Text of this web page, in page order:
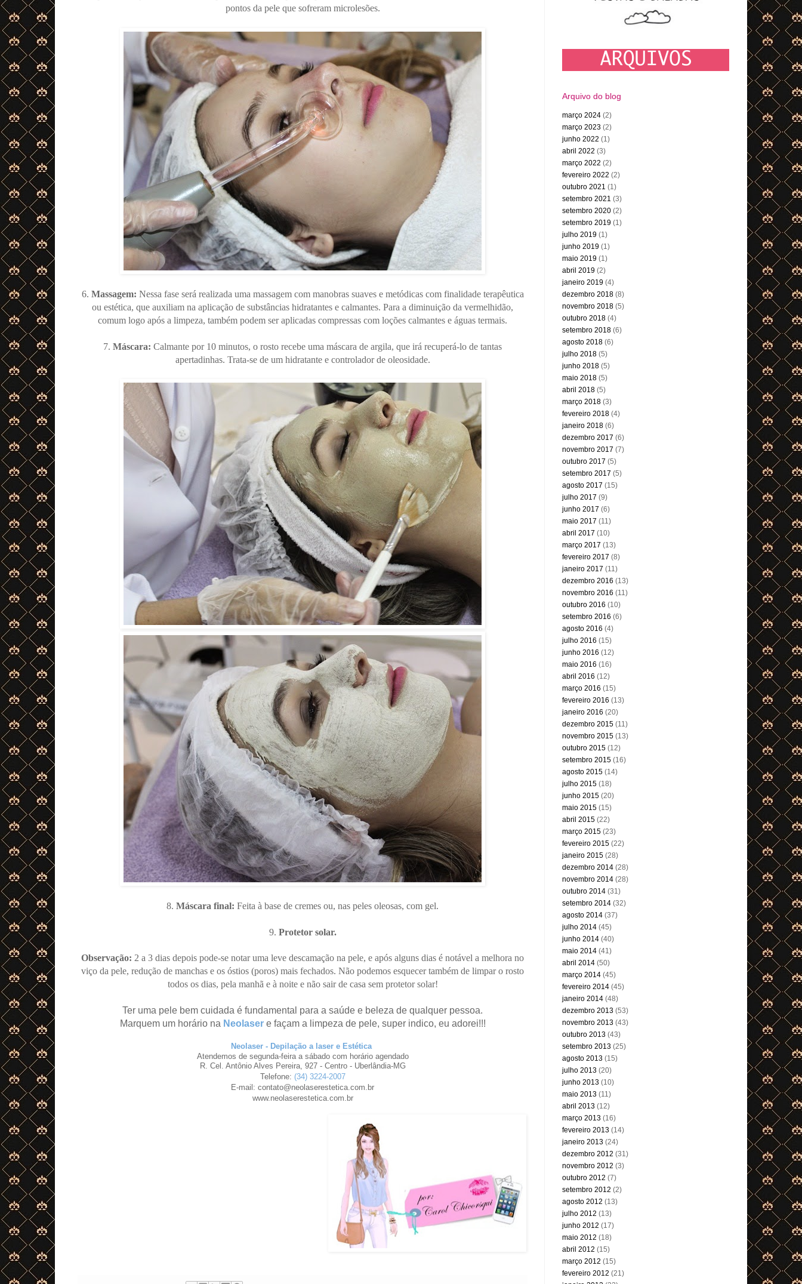
pontos da pele que sofreram microlesões.
6. Massagem: Nessa fase será realizada uma massagem com manobras suaves e metódicas com finalidade terapêutica
ou estética, que auxiliam na aplicação de substâncias hidratantes e calmantes. Para a diminuição da vermelhidão,
comum logo após a limpeza, também podem ser aplicadas compressas com loções calmantes e águas termais.
7. Máscara: Calmante por 10 minutos, o rosto recebe uma máscara de argila, que irá recuperá-lo de tantas
apertadinhas. Trata-se de um hidratante e controlador de oleosidade.
8. Máscara final: Feita à base de cremes ou, nas peles oleosas, com gel.
9. Protetor solar.
Observação: 2 a 3 dias depois pode-se notar uma leve descamação na pele, e após alguns dias é notável a melhora no
viço da pele, redução de manchas e os óstios (poros) mais fechados. Não podemos esquecer também de limpar o rosto
todos os dias, pela manhã e à noite e não sair de casa sem protetor solar!
Ter uma pele bem cuidada é fundamental para a saúde e beleza de qualquer pessoa.
Marquem um horário na Neolaser e façam a limpeza de pele, super indico, eu adorei!!!
Neolaser - Depilação a laser e Estética
Atendemos de segunda-feira a sábado com horário agendado
R. Cel. Antônio Alves Pereira, 927 - Centro - Uberlândia-MG
Telefone: (34) 3224-2007
E-mail: contato@neolaserestetica.com.br
www.neolaserestetica.com.br
Arquivo do blog
março 2024 (2)
março 2023 (2)
junho 2022 (1)
abril 2022 (3)
março 2022 (2)
fevereiro 2022 (2)
outubro 2021 (1)
setembro 2021 (3)
setembro 2020 (2)
setembro 2019 (1)
julho 2019 (1)
junho 2019 (1)
maio 2019 (1)
abril 2019 (2)
janeiro 2019 (4)
dezembro 2018 (8)
novembro 2018 (5)
outubro 2018 (4)
setembro 2018 (6)
agosto 2018 (6)
julho 2018 (5)
junho 2018 (5)
maio 2018 (5)
abril 2018 (5)
março 2018 (3)
fevereiro 2018 (4)
janeiro 2018 (6)
dezembro 2017 (6)
novembro 2017 (7)
outubro 2017 (5)
setembro 2017 (5)
agosto 2017 (15)
julho 2017 (9)
junho 2017 (6)
maio 2017 (11)
abril 2017 (10)
março 2017 (13)
fevereiro 2017 (8)
janeiro 2017 (11)
dezembro 2016 (13)
novembro 2016 (11)
outubro 2016 (10)
setembro 2016 (6)
agosto 2016 (4)
julho 2016 (15)
junho 2016 (12)
maio 2016 (16)
abril 2016 (12)
março 2016 (15)
fevereiro 2016 (13)
janeiro 2016 (20)
dezembro 2015 (11)
novembro 2015 (13)
outubro 2015 (12)
setembro 2015 (16)
agosto 2015 (14)
julho 2015 (18)
junho 2015 (20)
maio 2015 (15)
abril 2015 (22)
março 2015 (23)
fevereiro 2015 (22)
janeiro 2015 (28)
dezembro 2014 (28)
novembro 2014 (28)
outubro 2014 (31)
setembro 2014 (32)
agosto 2014 (37)
julho 2014 (45)
junho 2014 (40)
maio 2014 (41)
abril 2014 (50)
março 2014 (45)
fevereiro 2014 (45)
janeiro 2014 (48)
dezembro 2013 (53)
novembro 2013 (43)
outubro 2013 (43)
setembro 2013 (25)
agosto 2013 (15)
julho 2013 (20)
junho 2013 (10)
maio 2013 (11)
abril 2013 (12)
março 2013 (16)
fevereiro 2013 (14)
janeiro 2013 (24)
dezembro 2012 (31)
novembro 2012 (3)
outubro 2012 (7)
setembro 2012 (2)
agosto 2012 (13)
julho 2012 (13)
junho 2012 (17)
maio 2012 (18)
abril 2012 (15)
março 2012 (15)
fevereiro 2012 (21)